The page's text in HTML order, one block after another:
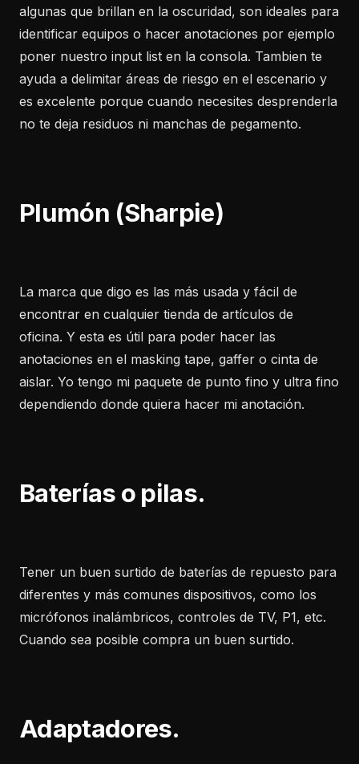
algunas que brillan en la oscuridad, son ideales para
identificar equipos o hacer anotaciones por ejemplo
poner nuestro input list en la consola. Tambien te
ayuda a delimitar áreas de riesgo en el escenario y
es excelente porque cuando necesites desprenderla
no te deja residuos ni manchas de pegamento.
Plumón (Sharpie)
La marca que digo es las más usada y fácil de
encontrar en cualquier tienda de artículos de
oficina. Y esta es útil para poder hacer las
anotaciones en el masking tape, gaffer o cinta de
aislar. Yo tengo mi paquete de punto fino y ultra fino
dependiendo donde quiera hacer mi anotación.
Baterías o pilas.
Tener un buen surtido de baterías de repuesto para
diferentes y más comunes dispositivos, como los
micrófonos inalámbricos, controles de TV, P1, etc.
Cuando sea posible compra un buen surtido.
Adaptadores.